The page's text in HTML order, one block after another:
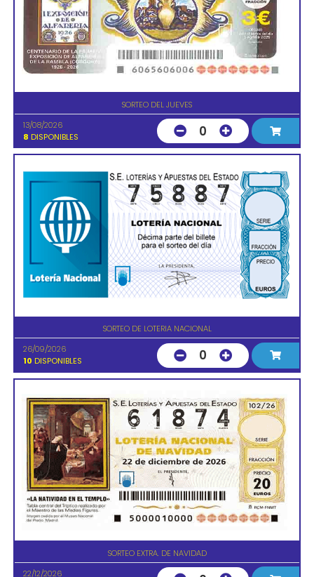
SORTEO DEL JUEVES
13/08/2026
8 DISPONIBLES 0
SORTEO DE LOTERIA NACIONAL
26/09/2026
10 DISPONIBLES 0
SORTEO EXTRA. DE NAVIDAD
22/12/2026